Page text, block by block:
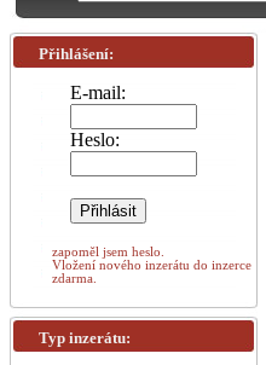
Přihlášení:
E-mail:
Heslo:
zapoměl jsem heslo.
Vložení nového inzerátu do inzerce
zdarma.
Typ inzerátu: